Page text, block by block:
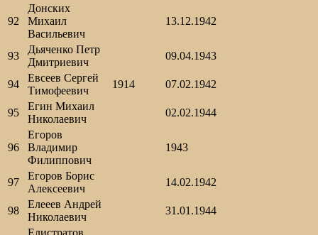
92
Донских
Михаил
Васильевич
13.12.1942
93
Дьяченко Петр
Дмитриевич
09.04.1943
94
Евсеев Сергей
Тимофеевич
1914 07.02.1942
95
Егин Михаил
Николаевич
02.02.1944
96
Егоров
Владимир
Филиппович
1943
97
Егоров Борис
Алексеевич
14.02.1942
98
Елееев Андрей
Николаевич
31.01.1944